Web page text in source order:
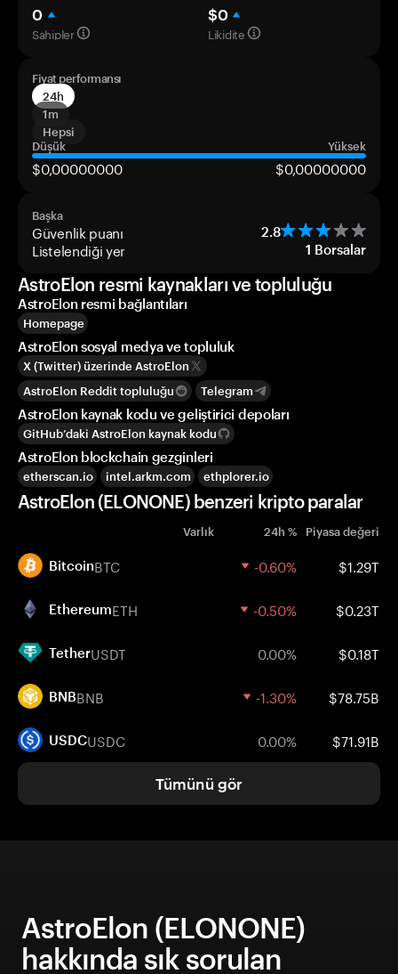
0
Sahipler
$0
Likidite
Fiyat performansı
24h
1m
Hepsi
Düşük
Yüksek
$0,00000000 $0,00000000
Başka
Güvenlik puanı 2.8
Listelendiği yer 1 Borsalar
AstroElon resmi kaynakları ve topluluğu
AstroElon resmi bağlantıları
Homepage
AstroElon sosyal medya ve topluluk
X (Twitter) üzerinde AstroElon
AstroElon Reddit topluluğu
Telegram
AstroElon kaynak kodu ve geliştirici depoları
GitHub’daki AstroElon kaynak kodu
AstroElon blockchain gezginleri
etherscan.io intel.arkm.com ethplorer.io
AstroElon (ELONONE) benzeri kripto paralar
Varlık 24h % Piyasa değeri
BitcoinBTC -0.60% $1.29T
EthereumETH -0.50% $0.23T
TetherUSDT 0.00% $0.18T
BNBBNB -1.30% $78.75B
USDCUSDC 0.00% $71.91B
Tümünü gör
AstroElon (ELONONE)
hakkında sık sorulan